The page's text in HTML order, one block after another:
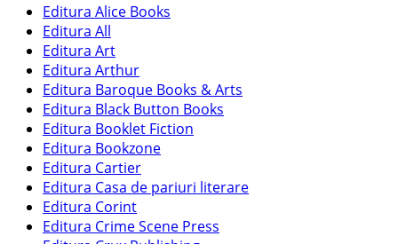
Editura Alice Books
Editura All
Editura Art
Editura Arthur
Editura Baroque Books & Arts
Editura Black Button Books
Editura Booklet Fiction
Editura Bookzone
Editura Cartier
Editura Casa de pariuri literare
Editura Corint
Editura Crime Scene Press